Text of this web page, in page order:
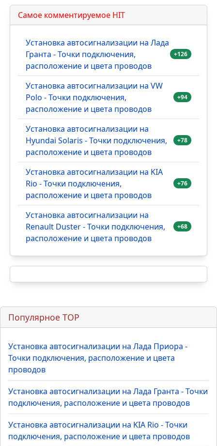
Осталось:10000символов
Принимаюусловия использования
Обновить
Отправить Очистить
Самое комментируемое HIT
Установка автосигнализации на Лада
Гранта - Точки подключения,
расположение и цвета проводов
Установка автосигнализации на VW
Polo - Точки подключения,
расположение и цвета проводов
Установка автосигнализации на
Hyundai Solaris - Точки подключения,
расположение и цвета проводов
Rio - Точки подключения,
+76
Установка автосигнализации на
Renault Duster - Точки подключения,
+68